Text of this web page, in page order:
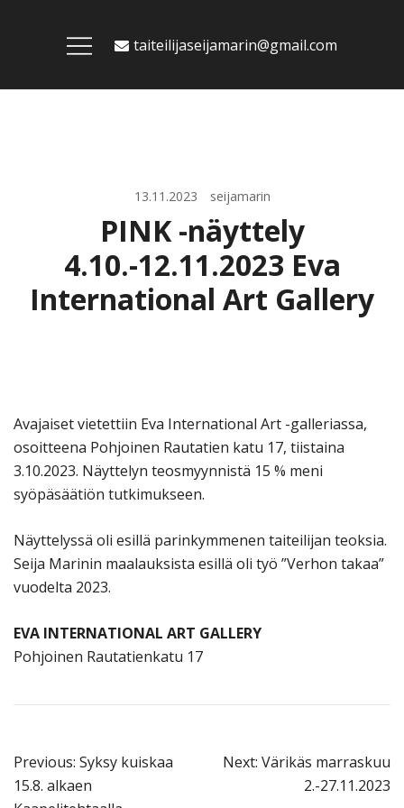
taiteilijaseijamarin@gmail.com
13.11.2023 seijamarin
PINK -näyttely
4.10.-12.11.2023 Eva
International Art Gallery
Avajaiset vietettiin Eva International Art -galleriassa,
osoitteena Pohjoinen Rautatien katu 17, tiistaina
3.10.2023. Näyttelyn teosmyynnistä 15 % meni
syöpäsäätiön tutkimukseen.
Näyttelyssä oli esillä parinkymmenen taiteilijan teoksia.
Seija Marinin maalauksista esillä oli työ ”Verhon takaa”
vuodelta 2023.
EVA INTERNATIONAL ART GALLERY
Pohjoinen Rautatienkatu 17
Artikkelien
selaus
Previous: Syksy kuiskaa
15.8. alkaen
Next: Värikäs marraskuu
2.-27.11.2023